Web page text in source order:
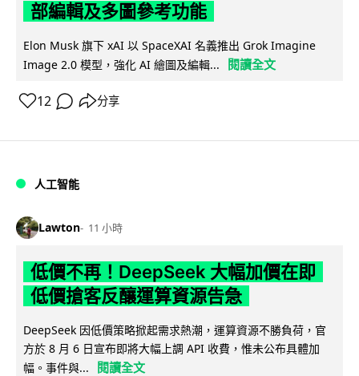
部編輯及多圖參考功能
Elon Musk 旗下 xAI 以 SpaceXAI 名義推出 Grok Imagine
Image 2.0 模型，強化 AI 繪圖及編輯...
閱讀全文
12 分享
人工智能
Lawton 11 小時
低價不再！DeepSeek 大幅加價在即
低價搶客反釀運算資源告急
DeepSeek 因低價策略掀起需求熱潮，運算資源不勝負荷，官
方於 8 月 6 日宣布即將大幅上調 API 收費，惟未公布具體加
幅。事件與...
閱讀全文